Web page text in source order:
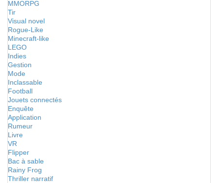
MMORPG
Tir
Visual novel
Rogue-Like
Minecraft-like
LEGO
Indies
Gestion
Mode
Inclassable
Football
Jouets connectés
Enquête
Application
Rumeur
Livre
VR
Flipper
Bac à sable
Rainy Frog
Thriller narratif